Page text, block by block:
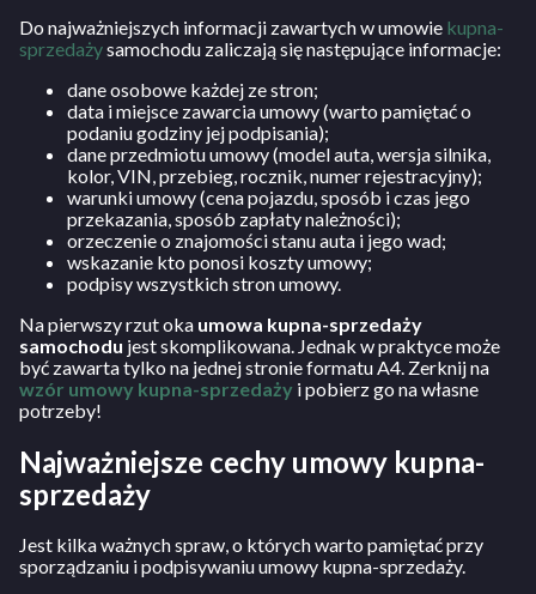
Do najważniejszych informacji zawartych w umowie kupna-
sprzedażysamochodu zaliczają się następujące informacje:
dane osobowe każdej ze stron;
data i miejsce zawarcia umowy (warto pamiętać o
podaniu godziny jej podpisania);
dane przedmiotu umowy (model auta, wersja silnika,
kolor, VIN, przebieg, rocznik, numer rejestracyjny);
warunki umowy (cena pojazdu, sposób i czas jego
przekazania, sposób zapłaty należności);
orzeczenie o znajomości stanu auta i jego wad;
wskazanie kto ponosi koszty umowy;
podpisy wszystkich stron umowy.
Na pierwszy rzut oka umowa kupna-sprzedaży
samochodu jest skomplikowana. Jednak w praktyce może
być zawarta tylko na jednej stronie formatu A4. Zerknij na
wzór umowy kupna-sprzedaży i pobierz go na własne
potrzeby!
Najważniejsze cechy umowy kupna-
sprzedaży
Jest kilka ważnych spraw, o których warto pamiętać przy
sporządzaniu i podpisywaniu umowy kupna-sprzedaży.